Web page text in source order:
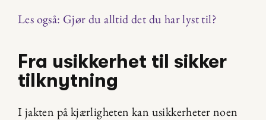
Les også: Gjør du alltid det du har lyst til?
Fra usikkerhet til sikker
tilknytning
I jakten på kjærligheten kan usikkerheter noen